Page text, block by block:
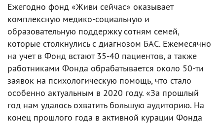
Ежегодно фонд «Живи сейчас» оказывает
комплексную медико-социальную и
образовательную поддержку сотням семей,
которые столкнулись с диагнозом БАС. Ежемесячно
на учет в Фонд встают 35-40 пациентов, а также
работниками Фонда обрабатывается около 50-ти
заявок на психологическую помощь, что стало
особенно актуальным в 2020 году. «За прошлый
год нам удалось охватить большую аудиторию. На
конец прошлого года в активной курации Фонда